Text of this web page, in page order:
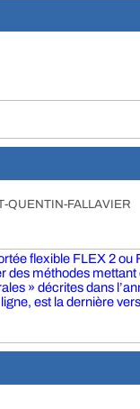
QUENTIN-FALLAVIER
flexible FLEX 2 ou
des méthodes
» décrites dans
est la dernière